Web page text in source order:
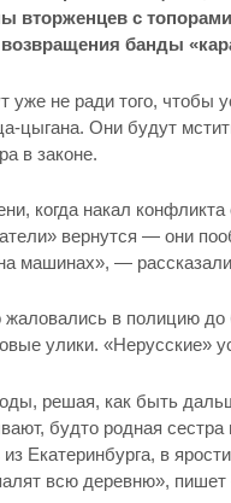
вторженцев с
банды
уже не ради того, чтобы
цыгана. Они будут
в законе.
когда накал
вернутся — они
машинах», —
в полицию до
улики. «Нерусские»
решая, как быть
будто родная
Екатеринбурга, в
всю деревню»,